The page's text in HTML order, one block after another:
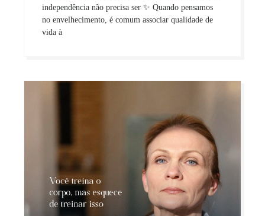
independência não precisa ser ✨ Quando pensamos
no envelhecimento, é comum associar qualidade de
vida à